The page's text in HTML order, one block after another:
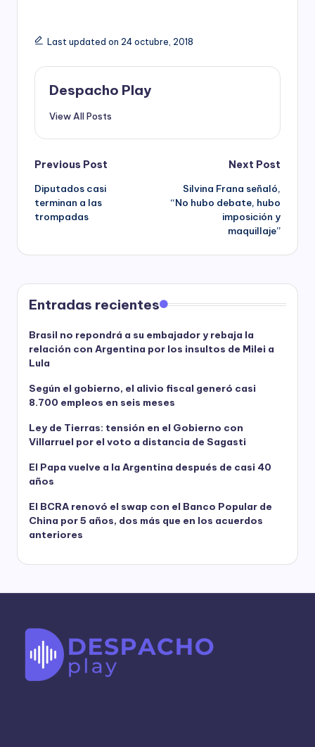
Last updated on 24 octubre, 2018
Despacho Play
View All Posts
Post
navigation
Previous Post
Diputados casi
terminan a las
trompadas
Next Post
Silvina Frana señaló,
“No hubo debate, hubo
imposición y
maquillaje”
Entradas recientes
Brasil no repondrá a su embajador y rebaja la
relación con Argentina por los insultos de Milei a
Lula
Según el gobierno, el alivio fiscal generó casi
8.700 empleos en seis meses
Ley de Tierras: tensión en el Gobierno con
Villarruel por el voto a distancia de Sagasti
El Papa vuelve a la Argentina después de casi 40
años
El BCRA renovó el swap con el Banco Popular de
China por 5 años, dos más que en los acuerdos
anteriores